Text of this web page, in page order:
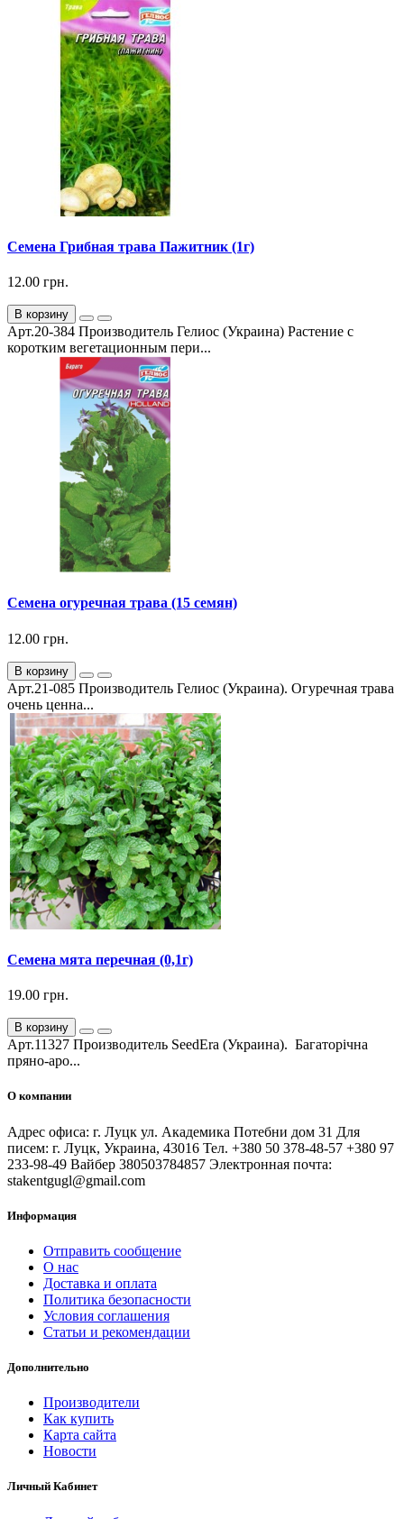
Семена Грибная трава Пажитник (1г)
12.00 грн.
В корзину
Арт.20-384 Производитель Гелиос (Украина) Растение с
коротким вегетационным пери...
Семена огуречная трава (15 семян)
12.00 грн.
В корзину
Арт.21-085 Производитель Гелиос (Украина). Огуречная трава
очень ценна...
Семена мята перечная (0,1г)
19.00 грн.
В корзину
Арт.11327 Производитель SeedEra (Украина). Багаторічна
пряно-аро...
О компании
Адрес офиса: г. Луцк ул. Академика Потебни дом 31 Для
писем: г. Луцк, Украина, 43016 Тел. +380 50 378-48-57 +380 97
233-98-49 Вайбер 380503784857 Электронная почта:
stakentgugl@gmail.com
Информация
Отправить сообщение
О нас
Доставка и оплата
Политика безопасности
Условия соглашения
Статьи и рекомендации
Дополнительно
Производители
Как купить
Карта сайта
Новости
Личный Кабинет